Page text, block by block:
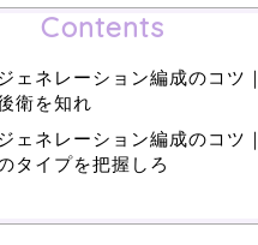
Contents
ェネレーション編成のコツ
衛を知れ
ェネレーション編成のコツ
タイプを把握しろ